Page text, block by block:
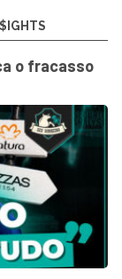
o fracasso